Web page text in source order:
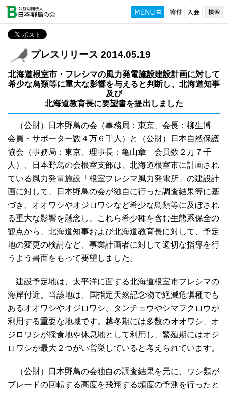
プレスリリース 2014.05.19
北海道根室市・フレシマの風力発電施設建設計画に対して
希少な鳥類等に重大な影響を与えると判断し、北海道知事
及び
北海道教育長に要望書を提出しました
（公財）日本野鳥の会（事務局：東京、会長：柳生博
会員・サポーター数４万６千人）と（公財）日本自然保護
協会（事務局：東京、理事長：亀山章 会員数２万７千
人）、日本野鳥の会根室支部は、北海道根室市に計画され
ている風力発電施設「根室フレシマ風力発電所」の建設計
画に対して、日本野鳥の会が独自に行った調査結果等に基
づき、オオワシやオジロワシなど希少な鳥類等に及ぼされ
る重大な影響を懸念し、これら希少種を含む生態系保全の
観点から、北海道知事および北海道教育長に対して、予定
地の変更の検討など、事業計画者に対して適切な指導を行
うよう書面をもって要望しました。
建設予定地は、太平洋に面する北海道根室市フレシマの
海岸付近。当該地は、国指定天然記念物で絶滅危惧種でも
あるオオワシやオジロワシ、タンチョウやシマフクロウが
利用する重要な地域です。越冬期には多数のオオワシ、オ
ジロワシが採食地や休息地として利用し、繁殖期にはオジ
ロワシが最大２つがい営巣していると考えられています。
（公財）日本野鳥の会独自の調査結果を元に、ワシ類が
ブレードの回転する高度を飛翔する頻度の予測を行ったと